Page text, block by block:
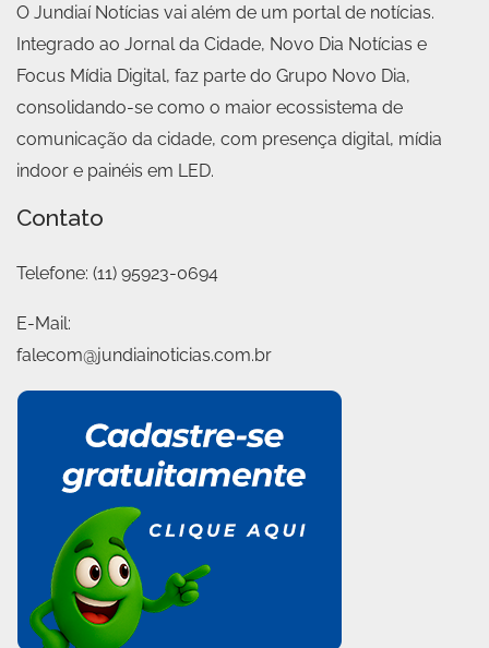
O Jundiaí Notícias vai além de um portal de notícias.
Integrado ao Jornal da Cidade, Novo Dia Notícias e
Focus Mídia Digital, faz parte do Grupo Novo Dia,
consolidando-se como o maior ecossistema de
comunicação da cidade, com presença digital, mídia
indoor e painéis em LED.
Contato
Telefone: (11) 95923-0694
E-Mail:
falecom@jundiainoticias.com.br